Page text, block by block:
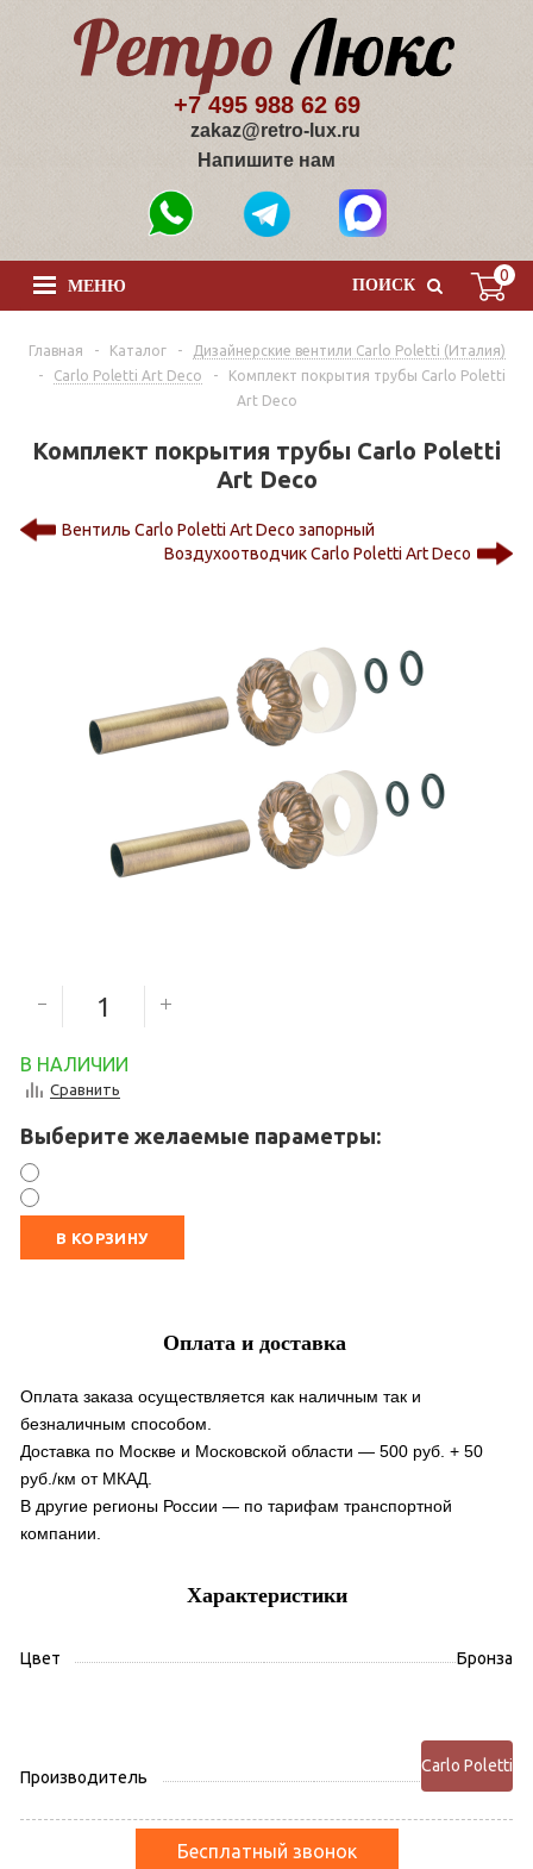
+7 495 988 62 69
zakaz@retro-lux.ru
Напишите нам
0
ПОИСК
МЕНЮ
Главная - Каталог -
Дизайнерские вентили Сarlo Poletti (Италия)
-
Carlo Poletti Art Deco -
Комплект покрытия трубы Carlo Poletti
Art Deco
Комплект покрытия трубы Carlo Poletti
Art Deco
Вентиль Carlo Poletti Art Deco запорный
Воздухоотводчик Carlo Poletti Art Deco
В НАЛИЧИИ
Сравнить
Выберите желаемые параметры:
В КОРЗИНУ
Оплата и доставка
Оплата заказа осуществляется как наличным так и
безналичным способом.
Доставка по Москве и Московской области — 500 руб. + 50
руб./км от МКАД.
В другие регионы России — по тарифам транспортной
компании.
Характеристики
Цвет Бронза
Производитель
Carlo Poletti
Бесплатный звонок